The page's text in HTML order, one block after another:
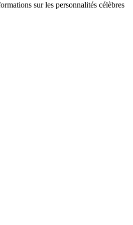
sur les personnalités célèbres